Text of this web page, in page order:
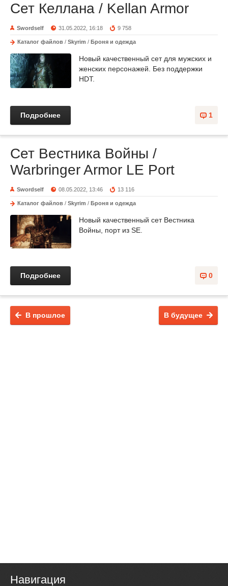
Сет Келлана / Kellan Armor
Swordself 31.05.2022, 16:18 9 758
Каталог файлов / Skyrim / Броня и одежда
Новый качественный сет для мужских и
женских персонажей. Без поддержки
HDT.
1
Подробнее
Сет Вестника Войны /
Warbringer Armor LE Port
Swordself 08.05.2022, 13:46 13 116
Каталог файлов / Skyrim / Броня и одежда
Новый качественный сет Вестника
Войны, порт из SE.
0
Подробнее
В будущее
В прошлое
Навигация